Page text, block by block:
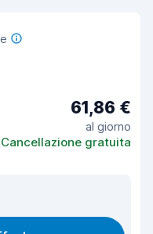
61,86 €
al giorno
Cancellazione gratuita